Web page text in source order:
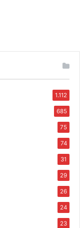
1.112
685
75
74
31
29
26
24
23